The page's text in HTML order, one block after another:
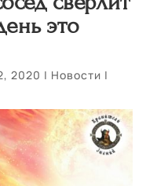
это
2020 | Новости |